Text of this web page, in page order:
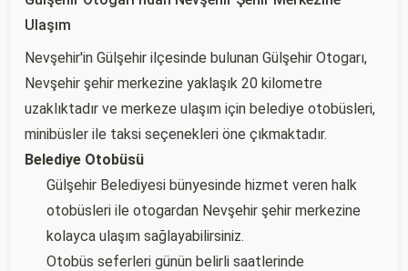
Ulaşım
Nevşehir'in Gülşehir ilçesinde bulunan Gülşehir Otogarı,
Nevşehir şehir merkezine yaklaşık 20 kilometre
uzaklıktadır ve merkeze ulaşım için belediye otobüsleri,
minibüsler ile taksi seçenekleri öne çıkmaktadır.
Belediye Otobüsü
Gülşehir Belediyesi bünyesinde hizmet veren halk
otobüsleri ile otogardan Nevşehir şehir merkezine
kolayca ulaşım sağlayabilirsiniz.
Otobüs seferleri günün belirli saatlerinde